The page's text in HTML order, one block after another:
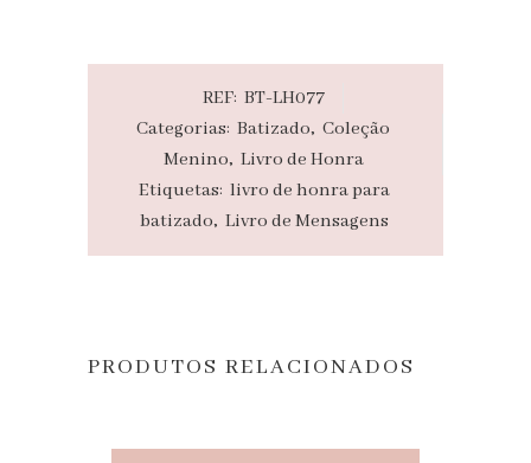
REF: BT-LH077
Categorias: Batizado, Coleção
Menino, Livro de Honra
Etiquetas: livro de honra para
batizado, Livro de Mensagens
PRODUTOS RELACIONADOS